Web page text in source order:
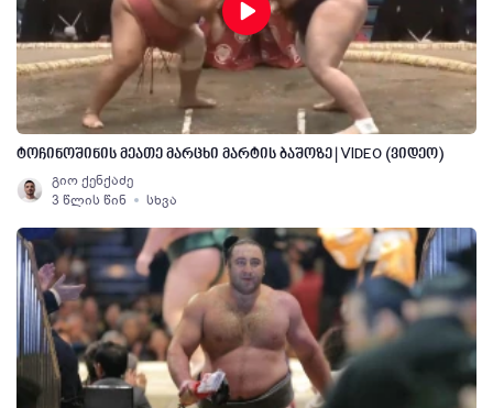
ტოჩინოშინის მეათე მარცხი მარტის ბაშოზე | VIDEO (ვიდეო)
გიო ქენქაძე
3 წლის წინ
სხვა